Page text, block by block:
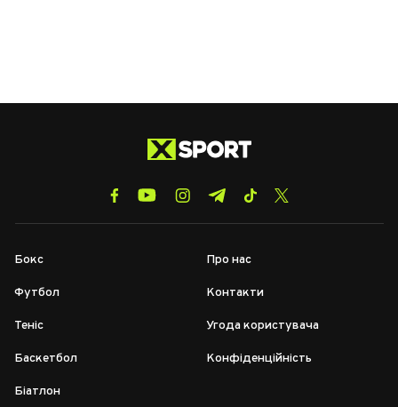
Бокс
Футбол
Теніс
Баскетбол
Біатлон
Про нас
Контакти
Угода користувача
Конфіденційність